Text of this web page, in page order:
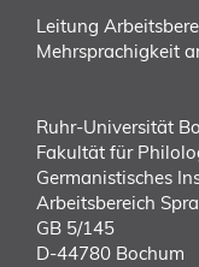
Leitung
Mehrsprachigkeit
Ruhr-Universität
Fakultät für
Germanistisches
Arbeitsbereich
GB 5/145
D-44780 Bochum